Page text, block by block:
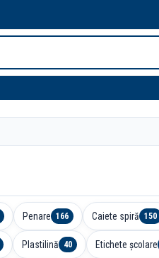
Penare 166 Caiete spiră 150
Plastilină 40 Etichete școlare